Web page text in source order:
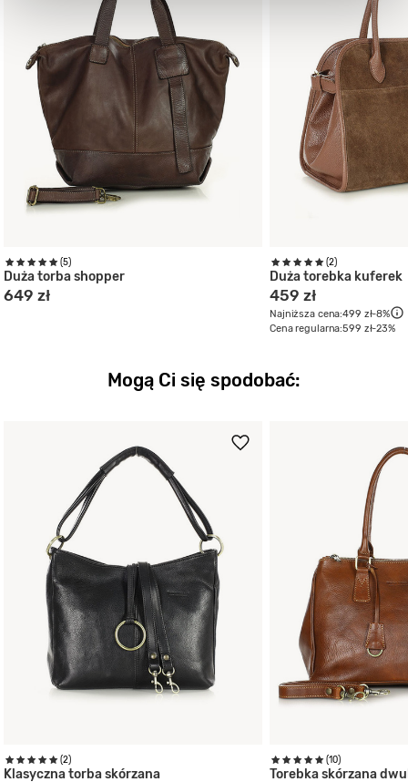
(5)
Duża torba shopper
649 zł
(2)
Duża torebka kuferek
459 zł
Najniższa cena:499 zł-8%
Cena regularna:599 zł-23%
Mogą Ci się spodobać:
(2)
Klasyczna torba skórzana
(10)
Torebka skórzana